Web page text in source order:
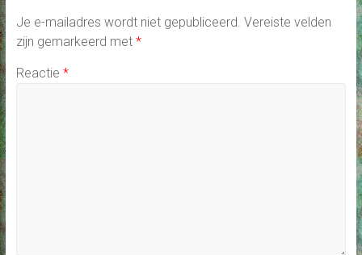
Je e-mailadres wordt niet gepubliceerd. Vereiste velden
zijn gemarkeerd met *
Reactie *